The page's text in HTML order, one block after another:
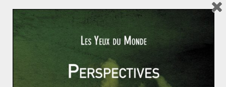
des dispositifs de santé défectueux et des dépistages
limités.
un rapport publié par Human Right Watch
les
Houthis ont enjoint les professionnels de santé à ne
pas signaler les cas de Covid-19 et ont restreint
l’acheminement des aides. Depuis le début du conflit,